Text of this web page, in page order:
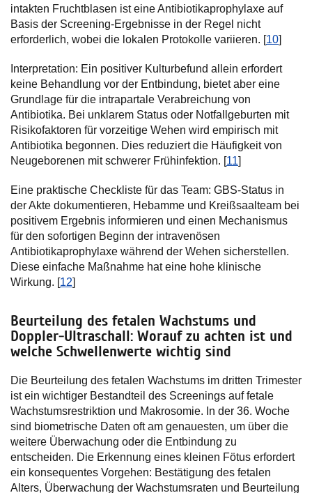
intakten Fruchtblasen ist eine Antibiotikaprophylaxe auf
Basis der Screening-Ergebnisse in der Regel nicht
erforderlich, wobei die lokalen Protokolle variieren. [10]
Interpretation: Ein positiver Kulturbefund allein erfordert
keine Behandlung vor der Entbindung, bietet aber eine
Grundlage für die intrapartale Verabreichung von
Antibiotika. Bei unklarem Status oder Notfallgeburten mit
Risikofaktoren für vorzeitige Wehen wird empirisch mit
Antibiotika begonnen. Dies reduziert die Häufigkeit von
Neugeborenen mit schwerer Frühinfektion. [11]
Eine praktische Checkliste für das Team: GBS-Status in
der Akte dokumentieren, Hebamme und Kreißsaalteam bei
positivem Ergebnis informieren und einen Mechanismus
für den sofortigen Beginn der intravenösen
Antibiotikaprophylaxe während der Wehen sicherstellen.
Diese einfache Maßnahme hat eine hohe klinische
Wirkung. [12]
Beurteilung des fetalen Wachstums und
Doppler-Ultraschall: Worauf zu achten ist und
welche Schwellenwerte wichtig sind
Die Beurteilung des fetalen Wachstums im dritten Trimester
ist ein wichtiger Bestandteil des Screenings auf fetale
Wachstumsrestriktion und Makrosomie. In der 36. Woche
sind biometrische Daten oft am genauesten, um über die
weitere Überwachung oder die Entbindung zu
entscheiden. Die Erkennung eines kleinen Fötus erfordert
ein konsequentes Vorgehen: Bestätigung des fetalen
Alters, Überwachung der Wachstumsraten und Beurteilung